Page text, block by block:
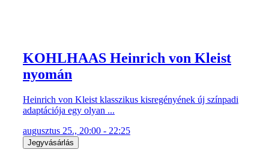
KOHLHAAS Heinrich von Kleist
nyomán
Heinrich von Kleist klasszikus kisregényének új színpadi
adaptációja egy olyan ...
augusztus 25., 20:00 - 22:25
Jegyvásárlás